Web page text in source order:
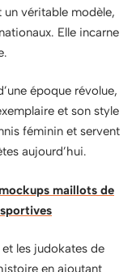
véritable modèle,
Elle incarne
époque révolue,
et son style
féminin et servent
aujourd’hui.
maillots de
et les judokates de
en ajoutant